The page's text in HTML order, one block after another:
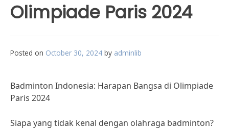
Olimpiade Paris 2024
Posted on October 30, 2024 by adminlib
Badminton Indonesia: Harapan Bangsa di Olimpiade
Paris 2024
Siapa yang tidak kenal dengan olahraga badminton?